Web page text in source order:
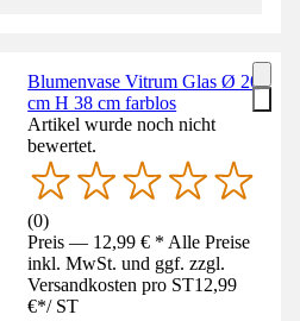
Blumenvase Vitrum Glas Ø 20
cm H 38 cm farblos
Artikel wurde noch nicht
bewertet.
(0)
Preis — 12,99 € * Alle Preise
inkl. MwSt. und ggf. zzgl.
Versandkosten pro ST12,99
€*/ ST